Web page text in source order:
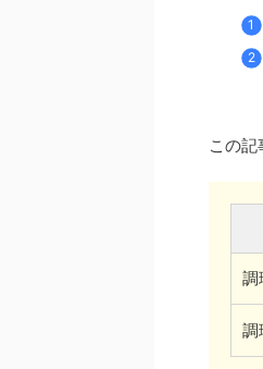
この
調
調